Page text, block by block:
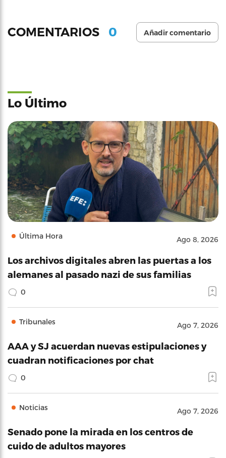
COMENTARIOS 0 Añadir comentario
Lo Último
Última Hora Ago 8, 2026
Los archivos digitales abren las puertas a los
alemanes al pasado nazi de sus familias
0
Tribunales Ago 7, 2026
AAA y SJ acuerdan nuevas estipulaciones y
cuadran notificaciones por chat
0
Noticias Ago 7, 2026
Senado pone la mirada en los centros de
cuido de adultos mayores